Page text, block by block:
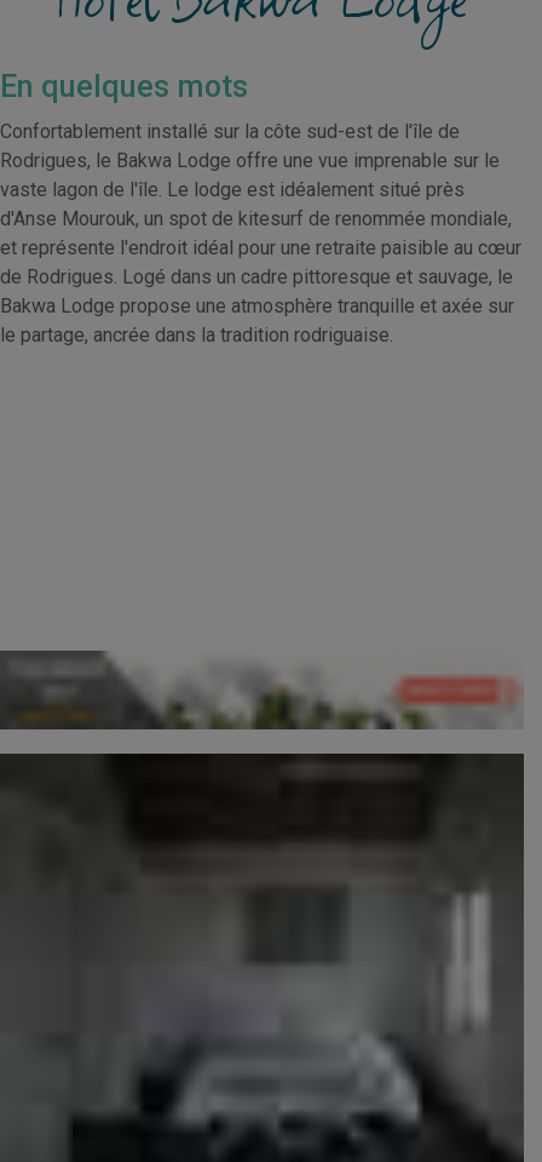
En quelques mots
Confortablement installé sur la côte sud-est de l'île de
Rodrigues, le Bakwa Lodge offre une vue imprenable sur le
vaste lagon de l'île. Le lodge est idéalement situé près
d'Anse Mourouk, un spot de kitesurf de renommée mondiale,
et représente l'endroit idéal pour une retraite paisible au cœur
de Rodrigues. Logé dans un cadre pittoresque et sauvage, le
Bakwa Lodge propose une atmosphère tranquille et axée sur
le partage, ancrée dans la tradition rodriguaise.